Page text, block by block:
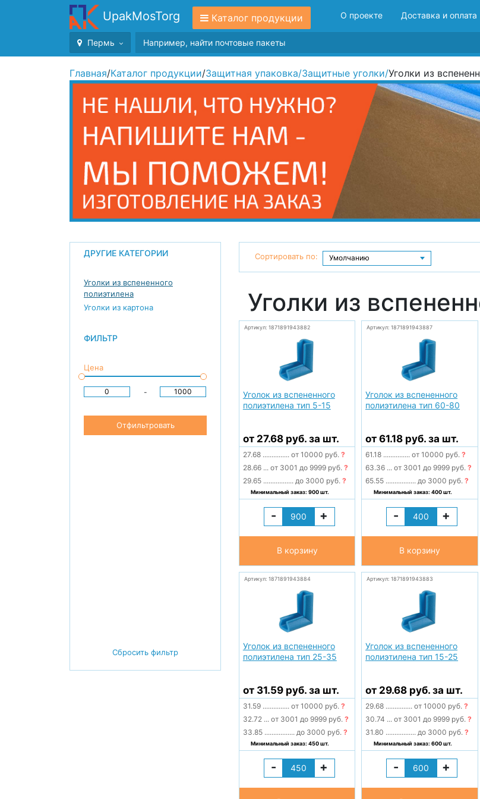
UpakMosTorg Каталог продукции О проекте Доставка и оплата
Пермь
Главная/Каталог продукции/Защитная упаковка/Защитные уголки/Уголки из
ДРУГИЕ КАТЕГОРИИ
Уголки из вспененного
полиэтилена
Уголки из картона
ФИЛЬТР
Цена
-
Отфильтровать
Сбросить фильтр
Сортировать по:
Уголки из
Артикул: 1871891943882
Уголок из вспененного
полиэтилена тип 5-15
от 27.68 руб. за шт.
27.68 ............... от 10000 руб. ?
28.66 ... от 3001 до 9999 руб. ?
29.65 ................. до 3000 руб. ?
Минимальный заказ: 900 шт.
- +
В корзину
Артикул: 1871891943887
Уголок из вспененного
полиэтилена тип 60-80
от 61.18 руб. за шт.
61.18 ............... от 10000 руб.?
63.36 ... от 3001 до 9999 руб.?
65.55 ................. до 3000 руб.?
Минимальный заказ: 400 шт.
- +
В корзину
Артикул: 1871891943884
Уголок из вспененного
полиэтилена тип 25-35
от 31.59 руб. за шт.
31.59 ............... от 10000 руб. ?
32.72 ... от 3001 до 9999 руб. ?
33.85 ................. до 3000 руб. ?
Минимальный заказ: 450 шт.
- +
Артикул: 1871891943883
Уголок из вспененного
полиэтилена тип 15-25
от 29.68 руб. за шт.
29.68 ............... от 10000 руб.?
30.74 ... от 3001 до 9999 руб.?
31.80 ................. до 3000 руб.?
Минимальный заказ: 600 шт.
- +